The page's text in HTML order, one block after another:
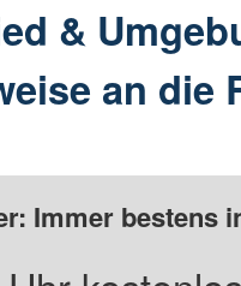
&
an die
Immer bestens